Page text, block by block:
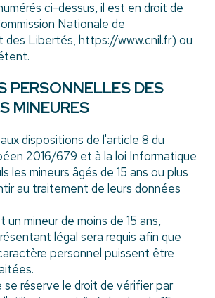
ci-dessus, il est en droit de
Nationale de
des Libertés, https://www.cnil.fr) ou
PERSONNELLES DES
MINEURES
dispositions de l'article 8 du
2016/679 et à la loi Informatique
les mineurs âgés de 15 ans ou plus
au traitement de leurs données
un mineur de moins de 15 ans,
légal sera requis afin que
personnel puissent être
réserve le droit de vérifier par